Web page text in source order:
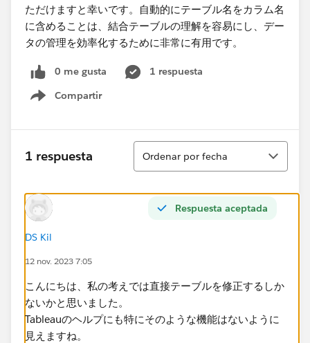
ただけますと幸いです。自動的にテーブル名をカラム名
に含めることは、結合テーブルの理解を容易にし、デー
タの管理を効率化するために非常に有用です。
0 me gusta
1 respuesta
Compartir
Show menu
1 respuesta
Ordenar
Ordenar por fecha
Respuesta aceptada
DS Kil
12 nov. 2023 7:05
こんにちは、​私の考えでは直接テーブルを修正するしか
ないかと思いました。
Tableauのヘルプにも特にそのような機能はないように
見えますね。